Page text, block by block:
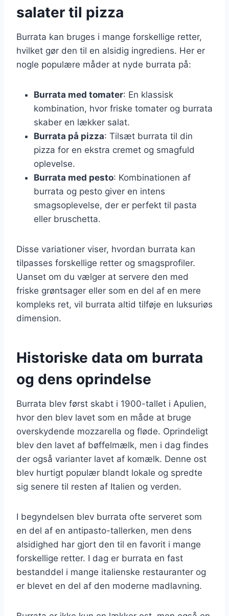
salater til pizza
Burrata kan bruges i mange forskellige retter,
hvilket gør den til en alsidig ingrediens. Her er
nogle populære måder at nyde burrata på:
Burrata med tomater: En klassisk
kombination, hvor friske tomater og burrata
skaber en lækker salat.
Burrata på pizza: Tilsæt burrata til din
pizza for en ekstra cremet og smagfuld
oplevelse.
Burrata med pesto: Kombinationen af
burrata og pesto giver en intens
smagsoplevelse, der er perfekt til pasta
eller bruschetta.
Disse variationer viser, hvordan burrata kan
tilpasses forskellige retter og smagsprofiler.
Uanset om du vælger at servere den med
friske grøntsager eller som en del af en mere
kompleks ret, vil burrata altid tilføje en luksuriøs
dimension.
Historiske data om burrata
og dens oprindelse
Burrata blev først skabt i 1900-tallet i Apulien,
hvor den blev lavet som en måde at bruge
overskydende mozzarella og fløde. Oprindeligt
blev den lavet af bøffelmælk, men i dag findes
der også varianter lavet af komælk. Denne ost
blev hurtigt populær blandt lokale og spredte
sig senere til resten af Italien og verden.
I begyndelsen blev burrata ofte serveret som
en del af en antipasto-tallerken, men dens
alsidighed har gjort den til en favorit i mange
forskellige retter. I dag er burrata en fast
bestanddel i mange italienske restauranter og
er blevet en del af den moderne madlavning.